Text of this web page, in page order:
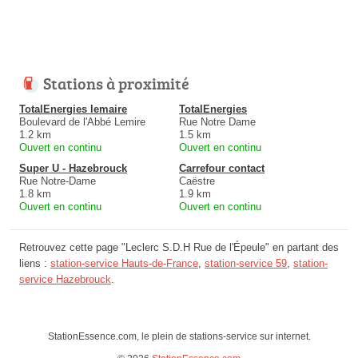
Stations à proximité
TotalEnergies lemaire
Boulevard de l'Abbé Lemire
1.2 km
Ouvert en continu
TotalEnergies
Rue Notre Dame
1.5 km
Ouvert en continu
Super U - Hazebrouck
Rue Notre-Dame
1.8 km
Ouvert en continu
Carrefour contact
Caëstre
1.9 km
Ouvert en continu
Retrouvez cette page "Leclerc S.D.H Rue de l'Épeule" en partant des
liens : station-service Hauts-de-France station-service 59 station-
service Hazebrouck
StationEssence.com, le plein de stations-service sur internet.